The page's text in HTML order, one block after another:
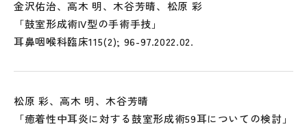
金沢佑治、高木 明、木谷芳晴、松原 彩
「鼓室形成術IV型の手術手技」
耳鼻咽喉科臨床115(2); 96-97.2022.02.
松原 彩、高木 明、木谷芳晴
「癒着性中耳炎に対する鼓室形成術59耳についての検討」